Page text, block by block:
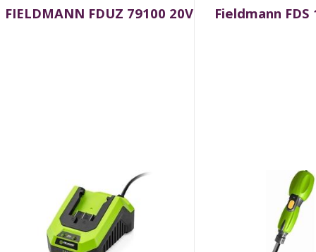
FIELDMANN FDUZ 79100 20V Fieldmann FDS